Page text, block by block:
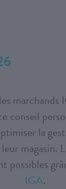
conseil
la
magasin.
possibles
IGA.